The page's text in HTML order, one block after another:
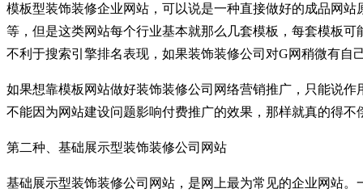
模板型装饰装修企业网站，可以说是一种直接做好的成品网
等，但是这类网站每个行业基本就那么几套模板，每套模板
不利于搜索引擎排名表现，如果装饰装修公司对G网稍微有自
如果想靠模板网站做好装饰装修公司网络营销推广，只能说
不能因为网站建设问题影响付费推广的效果，那样就真的得
第二种、基础展示型装饰装修公司网站
基础展示型装饰装修公司网站，是网上最为常见的企业网站